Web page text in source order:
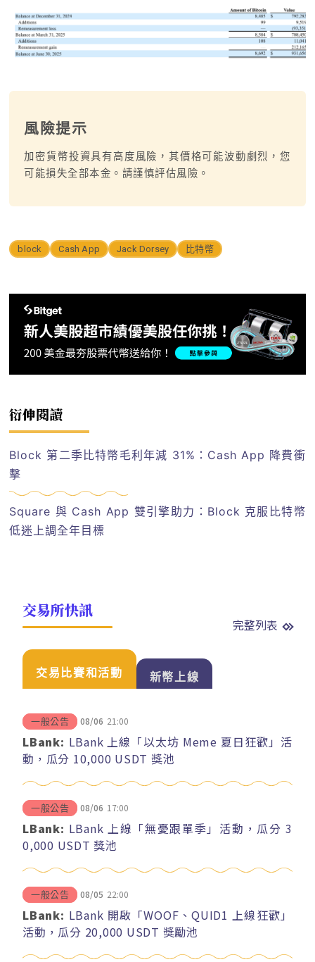
風險提示
加密貨幣投資具有高度風險，其價格可能波動劇烈，您
可能損失全部本金。請謹慎評估風險。
block Cash App Jack Dorsey 比特幣
衍伸閱讀
Block 第二季比特幣毛利年減 31%：Cash App 降費衝
擊
Square 與 Cash App 雙引擎助力：Block 克服比特幣
低迷上調全年目標
交易所快訊
完整列表
交易比賽和活動 新幣上線
一般公告 08/06 21:00
LBank: LBank 上線「以太坊 Meme 夏日狂歡」活
動，瓜分 10,000 USDT 獎池
一般公告 08/06 17:00
LBank: LBank 上線「無憂跟單季」活動，瓜分 3
0,000 USDT 獎池
一般公告 08/05 22:00
LBank: LBank 開啟「WOOF、QUID1 上線狂歡」
活動，瓜分 20,000 USDT 獎勵池